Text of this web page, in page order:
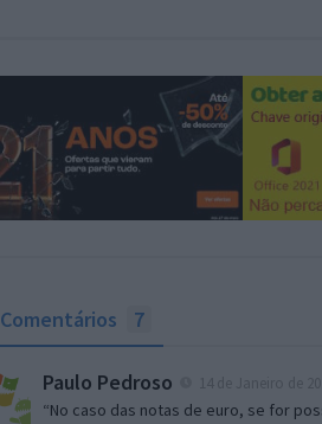
Comentários 7
Paulo Pedroso
“No caso das notas de euro, se for